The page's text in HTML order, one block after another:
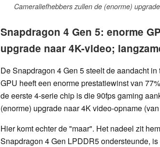
Cameraliefhebbers zullen de (enorme)
Snapdragon 4 Gen 5: enorme
upgrade naar 4K-video;
De Snapdragon 4 Gen 5 steelt de aandacht
GPU heeft een enorme prestatiewinst van
de eerste 4-serie chip is die 90fps gaming
(enorme) upgrade naar 4K video-opname
Hier komt echter de "maar". Het nadeel zit
Snapdragon 4 Gen LPDDR5 ondersteunde,